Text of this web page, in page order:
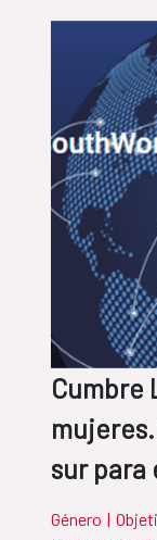
Cumbre
sur para
Género |